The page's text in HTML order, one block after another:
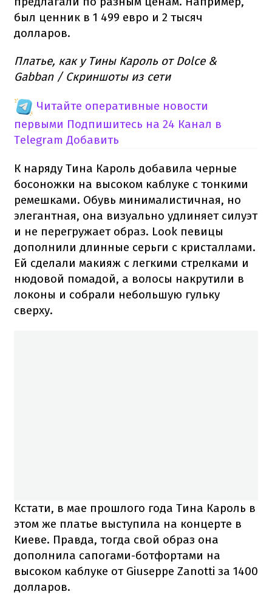
был ценник в 1 499 евро и 2 тысяч
долларов.
Платье, как у Тины Кароль от Dolce &
Gabban / Скриншоты из сети
Читайте оперативные новости
первыми Подпишитесь на 24 Канал в
Telegram Добавить
К наряду Тина Кароль добавила черные
босоножки на высоком каблуке с тонкими
ремешками. Обувь минималистичная, но
элегантная, она визуально удлиняет силуэт
и не перегружает образ. Look певицы
дополнили длинные серьги с кристаллами.
Ей сделали макияж с легкими стрелками и
нюдовой помадой, а волосы накрутили в
локоны и собрали небольшую гульку
сверху.
Кстати, в мае прошлого года Тина Кароль в
этом же платье выступила на концерте в
Киеве. Правда, тогда свой образ она
дополнила сапогами-ботфортами на
высоком каблуке от Giuseppe Zanotti за 1400
долларов.